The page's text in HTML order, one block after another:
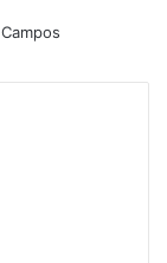
Campos